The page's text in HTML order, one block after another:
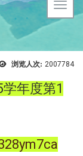
浏览人次: 2007784
年度第1